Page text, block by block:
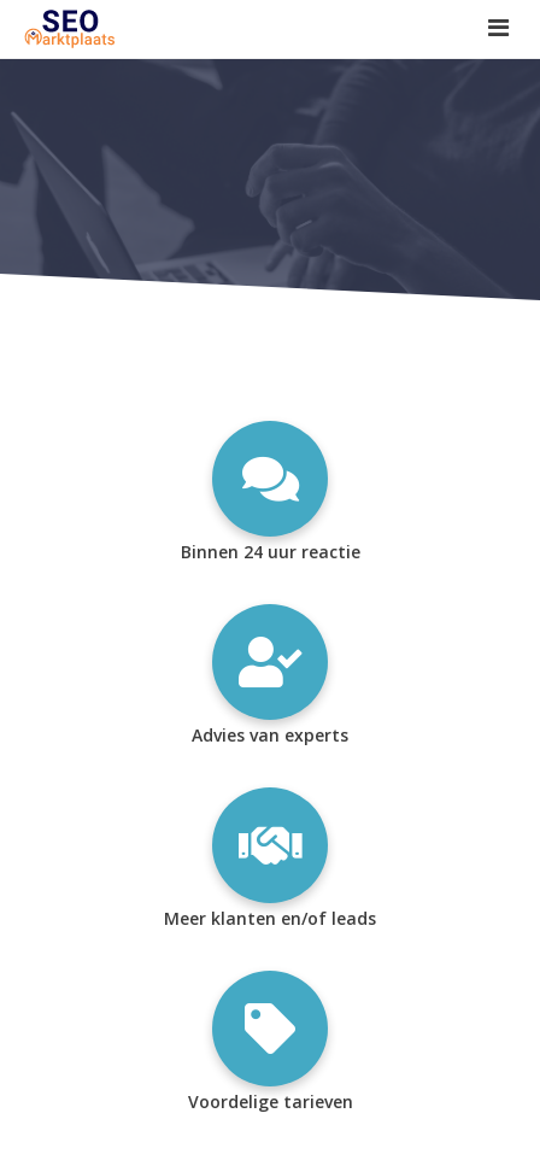
SEO tools reviews
Marketeer bij jou in de buurt?
Offerte
1. Seo voor beginners +
2. Onderzoeken +
Binnen 24 uur reactie
Advies van experts
Meer klanten en/of leads
Voordelige tarieven